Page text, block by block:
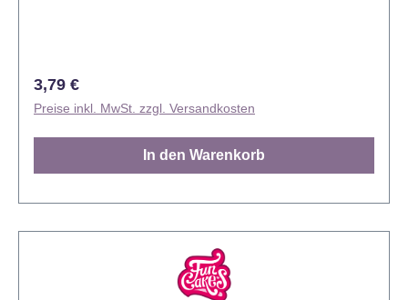
Regulärer Preis:
3,79 €
Preise inkl. MwSt. zzgl. Versandkosten
In den Warenkorb